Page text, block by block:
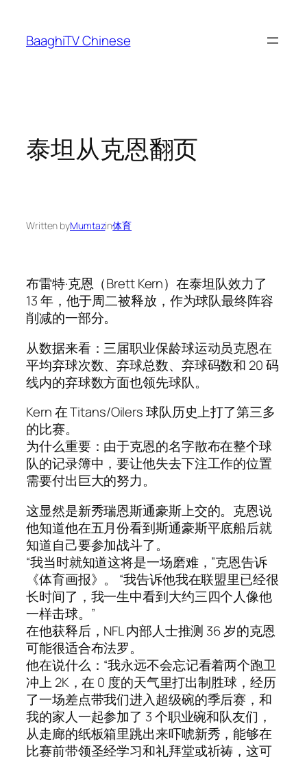
content
BaaghiTV Chinese
泰坦从克恩翻页
Written byMumtazin体育
布雷特·克恩（Brett Kern）在泰坦队效力了
13 年，他于周二被释放，作为球队最终阵容
削减的一部分。
从数据来看：三届职业保龄球运动员克恩在
平均弃球次数、弃球总数、弃球码数和 20 码
线内的弃球数方面也领先球队。
Kern 在 Titans/Oilers 球队历史上打了第三多
的比赛。
为什么重要：由于克恩的名字散布在整个球
队的记录簿中，要让他失去下注工作的位置
需要付出巨大的努力。
这显然是新秀瑞恩斯通豪斯上交的。克恩说
他知道他在五月份看到斯通豪斯平底船后就
知道自己要参加战斗了。
“我当时就知道这将是一场磨难，”克恩告诉
《体育画报》。 “我告诉他我在联盟里已经很
长时间了，我一生中看到大约三四个人像他
一样击球。”
在他获释后，NFL 内部人士推测 36 岁的克恩
可能很适合布法罗。
他在说什么：“我永远不会忘记看着两个跑卫
冲上 2K，在 0 度的天气里打出制胜球，经历
了一场差点带我们进入超级碗的季后赛，和
我的家人一起参加了 3 个职业碗和队友们，
从走廊的纸板箱里跳出来吓唬新秀，能够在
比赛前带领圣经学习和礼拜堂或祈祷，这可